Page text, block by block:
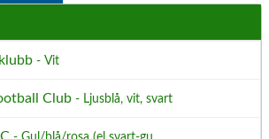
- Vit
Club - Ljusblå, vit, svart